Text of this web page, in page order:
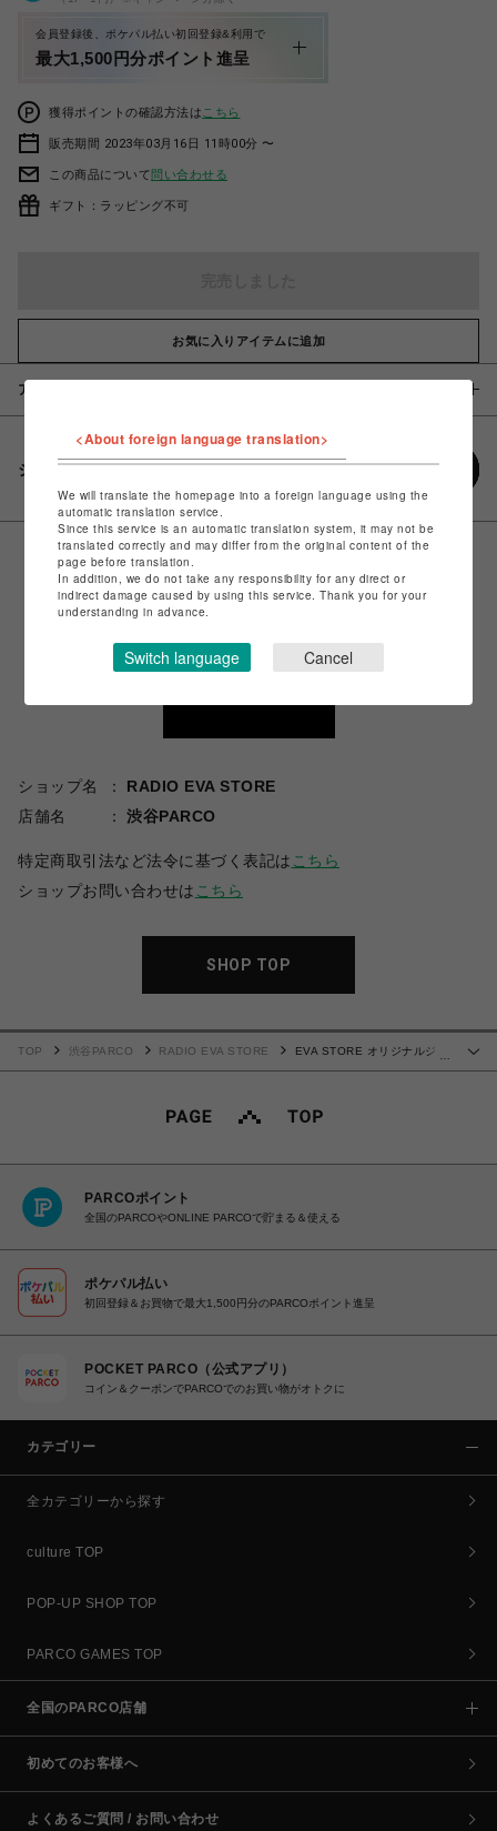
会員登録後、ポケパル払い初回登録&利用で
最大1,500円分ポイント進呈
獲得ポイントの確認方法は こちら
販売期間 2023年03月16日 11時00分 〜
この商品について問い合わせる
ギフト：ラッピング不可
お気に入りアイテムに追加
アイテム説明 / 素材
シェアする
ショップ名
RADIO EVA STORE
店舗名
渋谷PARCO
特定商取引法など法令に基づく表記は こちら
ショップお問い合わせは こちら
SHOP TOP
TOP 渋谷PARCO RADIO EVA STORE
EVA STORE オリジナルジグ
PARCOポイント
全国のPARCOやONLINE PARCOで貯まる＆使える
ポケパル払い
初回登録＆お買物で最大1,500円分のPARCOポイント進呈
POCKET PARCO（公式アプリ）
コイン＆クーポンでPARCOでのお買い物がオトクに
カテゴリー
全カテゴリーから探す
culture TOP
POP-UP SHOP TOP
PARCO GAMES TOP
全国のPARCO店舗
初めてのお客様へ
よくあるご質問 / お問い合わせ
<About foreign language translation>
We will translate the homepage into a foreign language using the
automatic translation service.
Since this service is an automatic translation system, it may not be
translated correctly and may differ from the original content of the
page before translation.
In addition, we do not take any responsibility for any direct or
indirect damage caused by using this service. Thank you for your
understanding in advance.
Switch language Cancel